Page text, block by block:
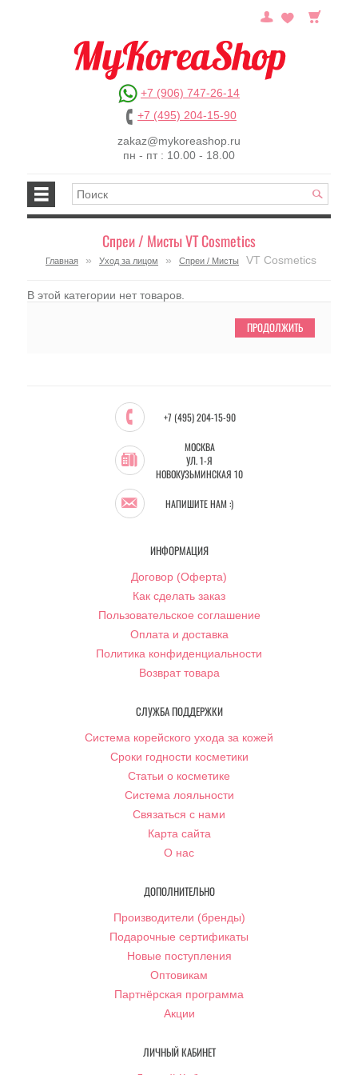
+7 (906) 747-26-14
+7 (495) 204-15-90
zakaz@mykoreashop.ru
пн - пт : 10.00 - 18.00
Спреи / Мисты VT Cosmetics
Главная » Уход за лицом » Спреи / Мисты VT Cosmetics
В этой категории нет товаров.
ПРОДОЛЖИТЬ
+7 (495) 204-15-90
МОСКВА
УЛ. 1-Я
НОВОКУЗЬМИНСКАЯ 10
НАПИШИТЕ НАМ :)
ИНФОРМАЦИЯ
Договор (Оферта)
Как сделать заказ
Пользовательское соглашение
Оплата и доставка
Политика конфиденциальности
Возврат товара
СЛУЖБА ПОДДЕРЖКИ
Система корейского ухода за кожей
Сроки годности косметики
Статьи о косметике
Система лояльности
Связаться с нами
Карта сайта
О нас
ДОПОЛНИТЕЛЬНО
Производители (бренды)
Подарочные сертификаты
Новые поступления
Оптовикам
Партнёрская программа
Акции
ЛИЧНЫЙ КАБИНЕТ